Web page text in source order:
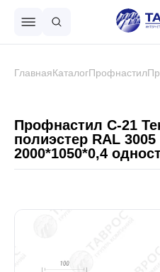
ГлавнаяКаталогПрофнастил
Профнастил С-21
полиэстер RAL
2000*1050*0,4